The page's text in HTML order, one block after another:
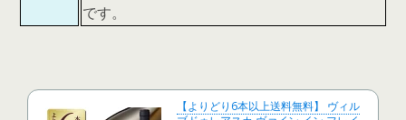
です。
【よりどり6本以上送料無料】 ヴィル